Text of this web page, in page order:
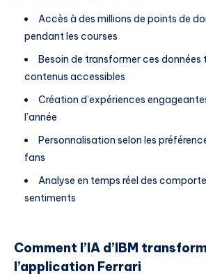
Accès à des millions de points de
pendant les courses
Besoin de transformer ces données
contenus accessibles
Création d’expériences
l’année
Personnalisation selon les
fans
Analyse en temps réel des
sentiments
Comment l’IA d’IBM
l’application Ferrari